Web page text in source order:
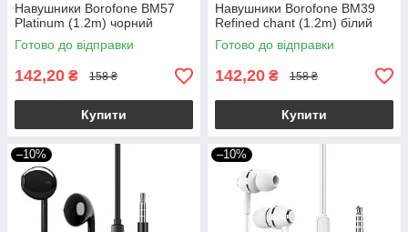
Навушники Borofone BM57
Platinum (1.2m) чорний
Готово до відправки
142,20 ₴ 158 ₴
Купити
Навушники Borofone BM39
Refined chant (1.2m) білий
Готово до відправки
142,20 ₴ 158 ₴
Купити
–10% –10%